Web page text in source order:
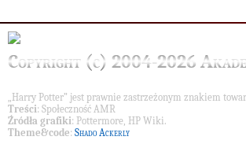
Copyright (c) 2004-2026
„Harry Potter” jest prawnie zastrzeżonym znakiem
Treści: Społeczność AMR
Źródła grafiki: Pottermore, HP Wiki.
Theme&code: Shado Ackerly